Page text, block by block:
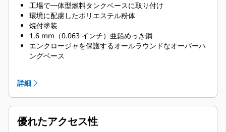
工場で一体型燃料タンクベースに取り付け
環境に配慮したポリエステル粉体
焼付塗装
1.6 mm（0.063 インチ）亜鉛めっき鋼
エンクロージャを保護するオールラウンドなオーバーハ
ングベース
圧縮ドアラッチによる強固なドアシール
亜鉛めっきまたは黒色コーティングを施したステンレス
スチール
ファスナ
住宅街用排気サイレンスシステムを内部に搭載
詳細
優れたアクセス性